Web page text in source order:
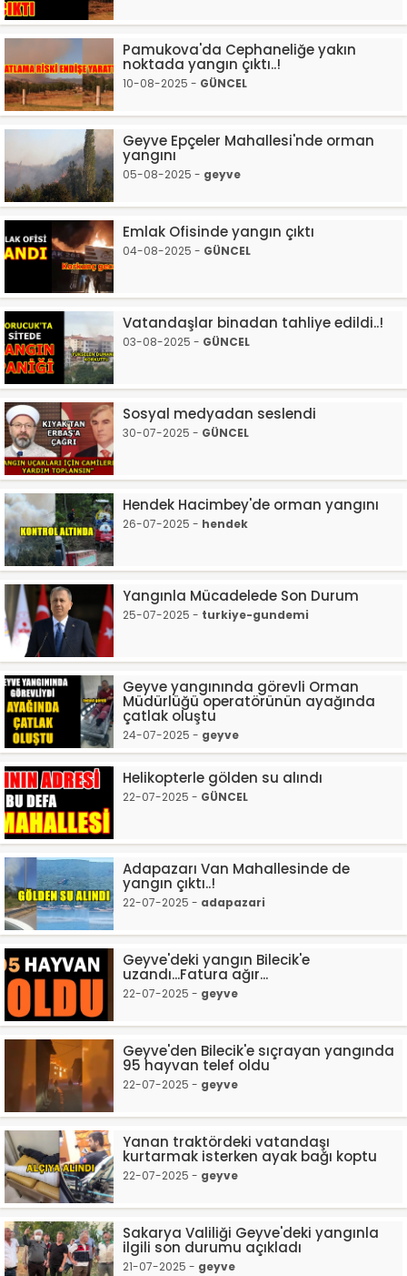
Pamukova'da Cephaneliğe yakın
noktada yangın çıktı..!
10-08-2025 - GÜNCEL
Geyve Epçeler Mahallesi'nde orman
yangını
05-08-2025 - geyve
Emlak Ofisinde yangın çıktı
04-08-2025 - GÜNCEL
Vatandaşlar binadan tahliye edildi..!
03-08-2025 - GÜNCEL
Sosyal medyadan seslendi
30-07-2025 - GÜNCEL
Hendek Hacimbey'de orman yangını
26-07-2025 - hendek
Yangınla Mücadelede Son Durum
25-07-2025 - turkiye-gundemi
Geyve yangınında görevli Orman
Müdürlüğü operatörünün ayağında
çatlak oluştu
24-07-2025 - geyve
Helikopterle gölden su alındı
22-07-2025 - GÜNCEL
Adapazarı Van Mahallesinde de
yangın çıktı..!
22-07-2025 - adapazari
Geyve'deki yangın Bilecik'e
uzandı...Fatura ağır...
22-07-2025 - geyve
Geyve'den Bilecik'e sıçrayan yangında
95 hayvan telef oldu
22-07-2025 - geyve
Yanan traktördeki vatandaşı
kurtarmak isterken ayak bağı koptu
22-07-2025 - geyve
Sakarya Valiliği Geyve'deki yangınla
ilgili son durumu açıkladı
21-07-2025 - geyve